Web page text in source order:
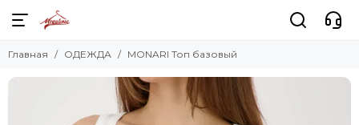
Главная ОДЕЖДА MONARI Топ базовый